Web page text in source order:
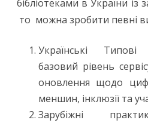
бібліотеками в України із
то можна зробити певні
Українські
базовий рівень
оновлення щодо
меншин, інклюзії та
Зарубіжні